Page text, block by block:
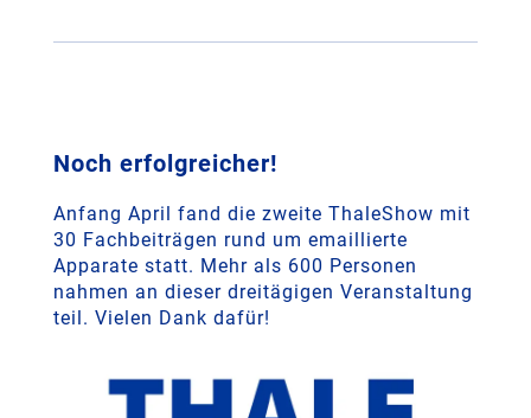
Noch erfolgreicher!
Anfang April fand die zweite ThaleShow mit
30 Fachbeiträgen rund um emaillierte
Apparate statt. Mehr als 600 Personen
nahmen an dieser dreitägigen Veranstaltung
teil. Vielen Dank dafür!